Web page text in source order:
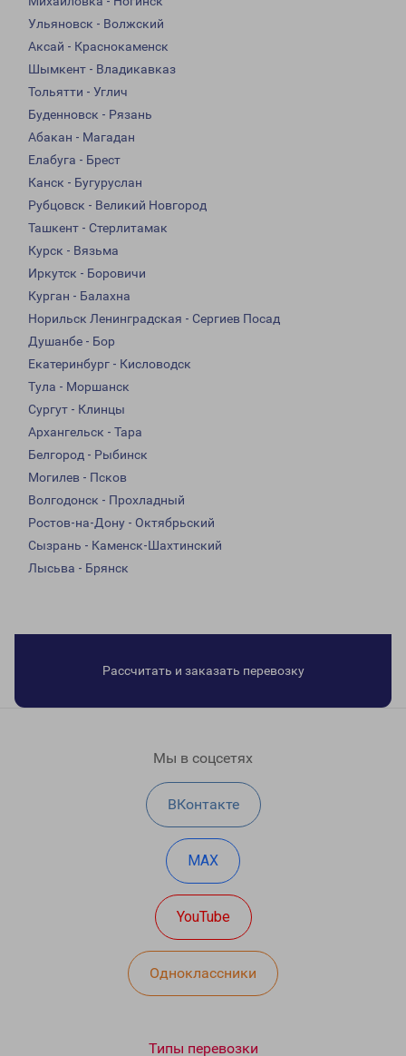
Ульяновск - Волжский
Аксай - Краснокаменск
Шымкент - Владикавказ
Тольятти - Углич
Буденновск - Рязань
Абакан - Магадан
Елабуга - Брест
Канск - Бугуруслан
Рубцовск - Великий Новгород
Ташкент - Стерлитамак
Курск - Вязьма
Иркутск - Боровичи
Курган - Балахна
Норильск Ленинградская - Сергиев Посад
Душанбе - Бор
Екатеринбург - Кисловодск
Тула - Моршанск
Сургут - Клинцы
Архангельск - Тара
Белгород - Рыбинск
Могилев - Псков
Волгодонск - Прохладный
Ростов-на-Дону - Октябрьский
Сызрань - Каменск-Шахтинский
Лысьва - Брянск
Рассчитать и заказать перевозку
Мы в соцсетях
ВКонтакте
MAX
YouTube
Одноклассники
Типы перевозки